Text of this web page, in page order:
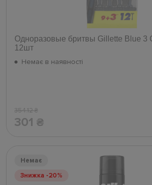
Одноразовые бритвы Gillette Blue 3
12шт
Немає в наявності
354.12₴
301 ₴
Немає
Знижка -20%